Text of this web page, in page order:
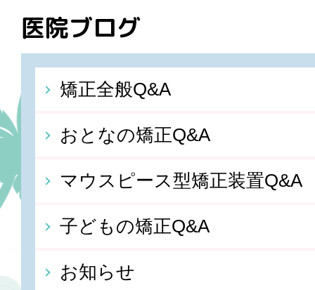
医院ブログ
矯正全般Q&A
おとなの矯正Q&A
マウスピース型矯正装置Q&A
子どもの矯正Q&A
お知らせ